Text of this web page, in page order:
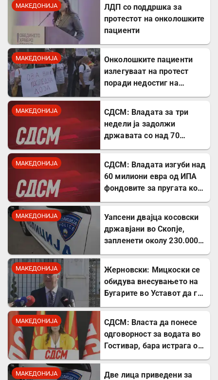
МАКЕДОНИЈА
ЛДП со поддршка за
протестот на онколошките
пациенти
МАКЕДОНИЈА
Онколошките пациенти
излегуваат на протест
поради недостиг на
МАКЕДОНИЈА
СДСМ: Владата за три
недели ја задолжи
државата со над 70
МАКЕДОНИЈА
СДСМ: Владата изгуби над
60 милиони евра од ИПА
фондовите за пругата кон
МАКЕДОНИЈА
Уапсени двајца косовски
државјани во Скопје,
запленети околу 230.000
МАКЕДОНИЈА
Жерновски: Мицкоски се
обидува внесувањето на
Бугарите во Уставот да го
МАКЕДОНИЈА
СДСМ: Власта да понесе
одговорност за водата во
Гостивар, бара истрага од
МАКЕДОНИЈА
Две лица приведени за